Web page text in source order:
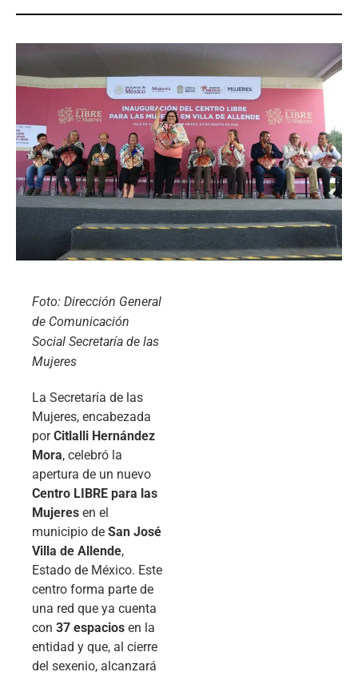
Foto: Dirección General
de Comunicación
Social Secretaría de las
Mujeres
La Secretaría de las
Mujeres, encabezada
porCitlalli Hernández
Mora, celebró la
apertura de un nuevo
Centro LIBRE para las
Mujeres en el
municipio de San José
Villa de Allende,
Estado de México. Este
centro forma parte de
una red que ya cuenta
con 37 espacios en la
entidad y que, al cierre
del sexenio, alcanzará